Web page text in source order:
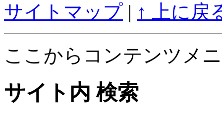
サイトマップ | ↑ 上に戻
ここからコンテンツメ
サイト内 検索